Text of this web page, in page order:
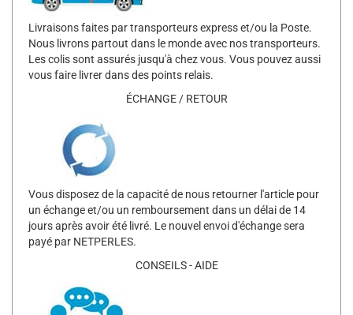
Livraisons faites par transporteurs express et/ou la Poste.
Nous livrons partout dans le monde avec nos transporteurs.
Les colis sont assurés jusqu'à chez vous. Vous pouvez aussi
vous faire livrer dans des points relais.
ÉCHANGE / RETOUR
Vous disposez de la capacité de nous retourner l'article pour
un échange et/ou un remboursement dans un délai de 14
jours après avoir été livré. Le nouvel envoi d'échange sera
payé par NETPERLES.
CONSEILS - AIDE